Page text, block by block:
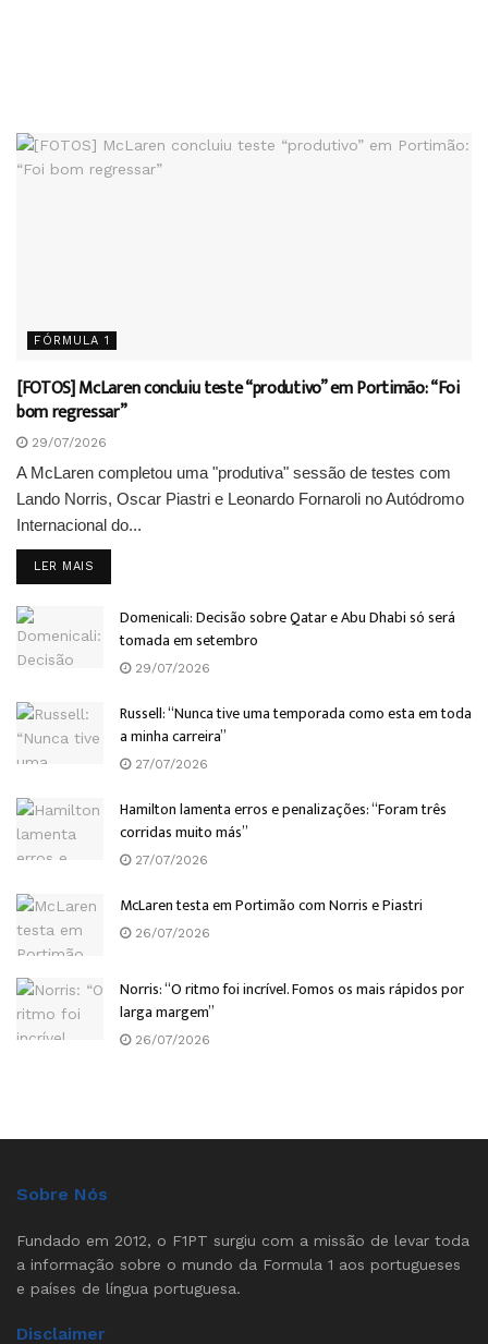
FÓRMULA 1
[FOTOS] McLaren concluiu teste “produtivo” em Portimão: “Foi
bom regressar”
29/07/2026
A McLaren completou uma "produtiva" sessão de testes com
Lando Norris, Oscar Piastri e Leonardo Fornaroli no Autódromo
Internacional do...
LER MAIS
Domenicali: Decisão sobre Qatar e Abu Dhabi só será
tomada em setembro
29/07/2026
Russell: “Nunca tive uma temporada como esta em toda
a minha carreira”
27/07/2026
Hamilton lamenta erros e penalizações: “Foram três
corridas muito más”
27/07/2026
McLaren testa em Portimão com Norris e Piastri
26/07/2026
Norris: “O ritmo foi incrível. Fomos os mais rápidos por
larga margem”
26/07/2026
Sobre Nós
Fundado em 2012, o F1PT surgiu com a missão de levar toda
a informação sobre o mundo da Formula 1 aos portugueses
e países de língua portuguesa.
Disclaimer